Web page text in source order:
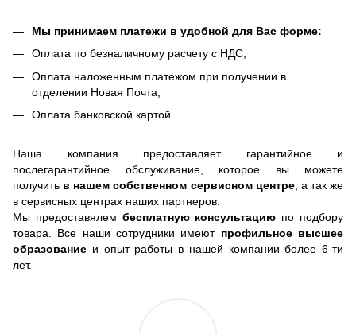
Мы принимаем платежи в удобной для Вас форме:
Оплата по безналичному расчету с НДС;
Оплата наложенным платежом при получении в
отделении Новая Почта;
Оплата банковской картой.
Наша компания предоставляет гарантийное и
послегарантийное обслуживание, которое вы можете
получить в нашем собственном сервисном центре, а так же
в сервисных центрах наших партнеров.
Мы предоставялем бесплатную консультацию по подбору
товара. Все наши сотрудники имеют профильное высшее
образование и опыт работы в нашей компании более 6-ти
лет.